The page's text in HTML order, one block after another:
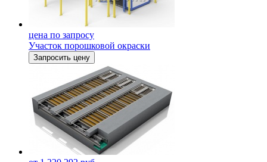
цена по запросу
Участок порошковой окраски
Запросить цену